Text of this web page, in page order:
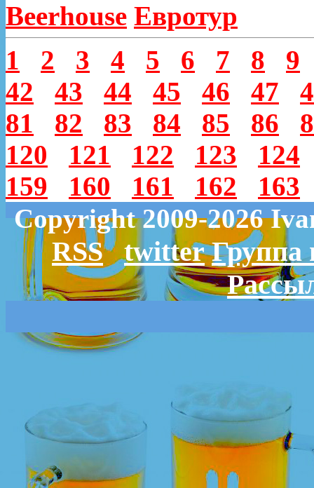
Beerhouse Евротур
1
2 3 4 5 6 7 8
9
42
43 44 45 46 47
81
82 83 84 85 86
120
121 122 123
124
159
160 161 162
163
Copyright 2009-2026
RSS twitter Группа